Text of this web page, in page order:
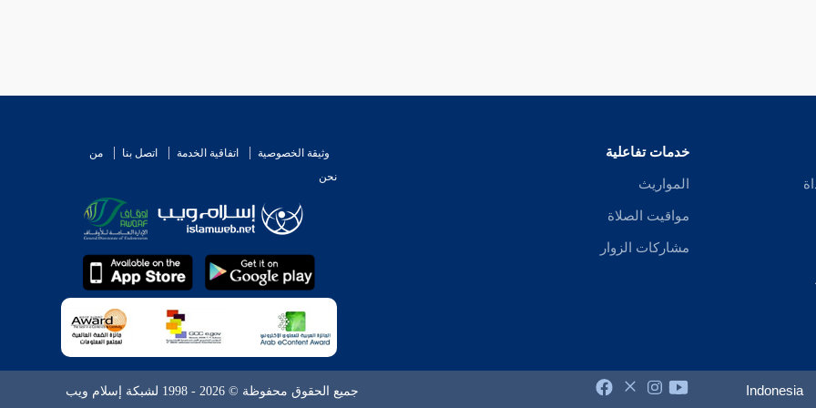
خدمات تفاعلية
المواريث
مواقيت الصلاة
مشاركات الزوار
وثيقة الخصوصية اتفاقية الخدمة اتصل بنا
من
نحن
Indonesia جميع الحقوق محفوظة © 2026 - 1998 لشبكة إسلام ويب